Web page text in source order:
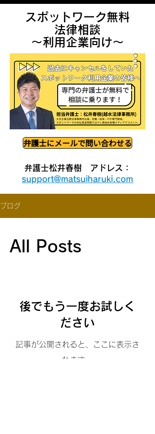
スポットワーク無料
法律相談
​〜利用企業向け〜
弁護士にメールで問い合わせる
​弁護士松井春樹 アドレス：
support@matsuiharuki.com
ブログ
All Posts
後でもう一度お試しく
ださい
記事が公開されると、ここに表示さ
れます。